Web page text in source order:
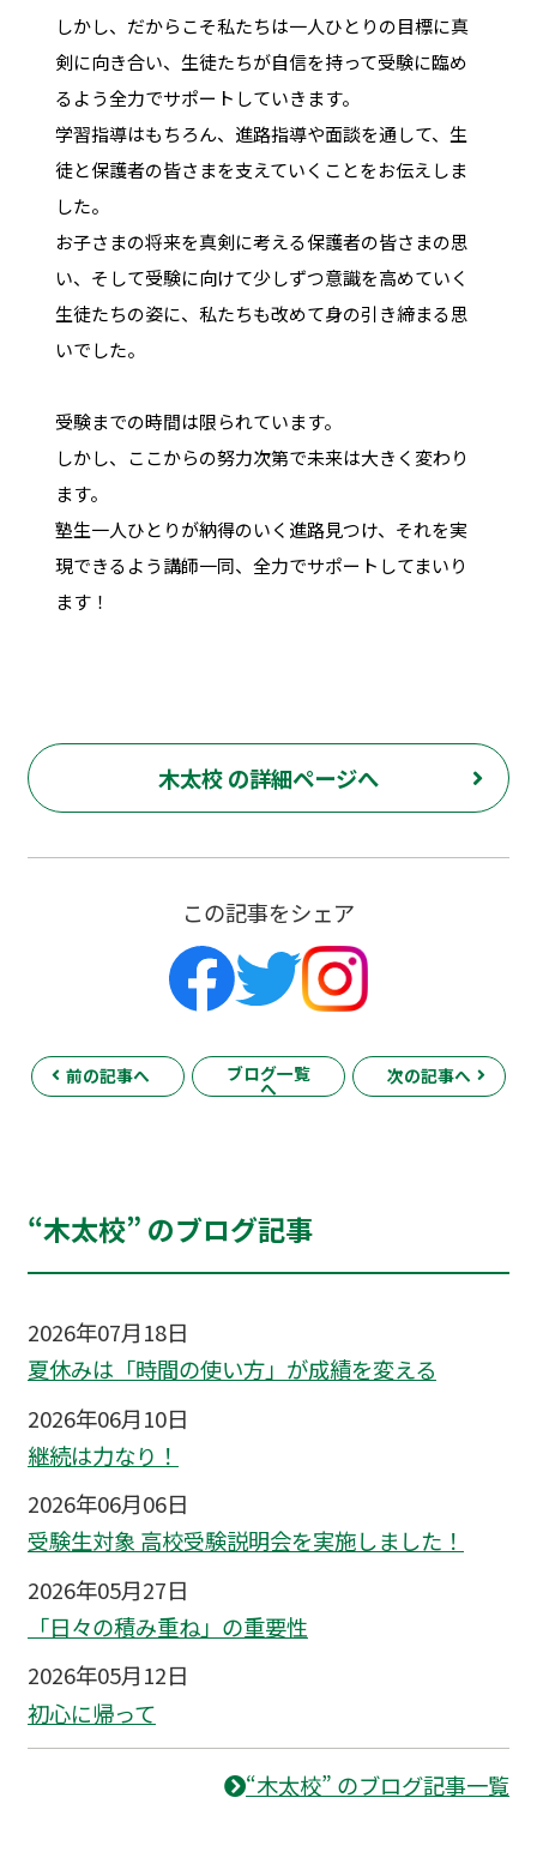
しかし、だからこそ私たちは一人ひとりの目標に真
剣に向き合い、生徒たちが自信を持って受験に臨め
るよう全力でサポートしていきます。
学習指導はもちろん、進路指導や面談を通して、生
徒と保護者の皆さまを支えていくことをお伝えしま
した。
お子さまの将来を真剣に考える保護者の皆さまの思
い、そして受験に向けて少しずつ意識を高めていく
生徒たちの姿に、私たちも改めて身の引き締まる思
いでした。
受験までの時間は限られています。
しかし、ここからの努力次第で未来は大きく変わり
ます。
塾生一人ひとりが納得のいく進路見つけ、それを実
現できるよう講師一同、全力でサポートしてまいり
ます！
木太校 の詳細ページへ
この記事をシェア
前の記事へ ブログ一覧
へ
次の記事へ
“木太校” のブログ記事
2026年07月18日
夏休みは「時間の使い方」が成績を変える
2026年06月10日
継続は力なり！
2026年06月06日
受験生対象 高校受験説明会を実施しました！
2026年05月27日
「日々の積み重ね」の重要性
2026年05月12日
初心に帰って
“木太校” のブログ記事一覧